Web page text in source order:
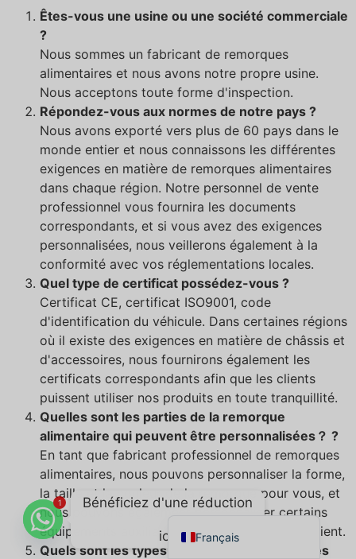
Êtes-vous une usine ou une société commerciale
?
Nous sommes un fabricant de remorques
alimentaires et nous avons notre propre usine.
Nous acceptons toute forme d'inspection.
Répondez-vous aux normes de notre pays ?
Nous avons exporté vers plus de 60 pays dans le
monde entier et nous connaissons les différentes
exigences en matière de remorques alimentaires
dans chaque région. Notre personnel de vente
professionnel vous fournira les documents
correspondants, et si vous avez des exigences
personnalisées, nous veillerons également à la
conformité avec vos réglementations locales.
Quel type de certificat possédez-vous ?
Certificat CE, certificat ISO9001, code
d'identification du véhicule. Dans certaines régions
où il existe des exigences en matière de châssis et
d'accessoires, nous fournirons également les
certificats correspondants afin que les clients
puissent utiliser nos produits en toute tranquillité.
Quelles sont les parties de la remorque
alimentaire qui peuvent être personnalisées？ ?
En tant que fabricant professionnel de remorques
alimentaires, nous pouvons personnaliser la forme,
la taille et la couleur de la remorque pour vous, et
nous pouvons également personnaliser certains
équipements auxiliaires selon les besoins du client.
Quels sont les types d'équipements auxiliaires
Français
English
Español
Deutsch
Italiano
Português
Русский
العربية
Nederlands
Shqip
Македонски јазик
Ελληνικά
Čeština
Slovenščina
Latviešu valoda
Dansk
Hrvatski
Српски језик
Maori
1 Bénéficiez d'une réduction
ici!